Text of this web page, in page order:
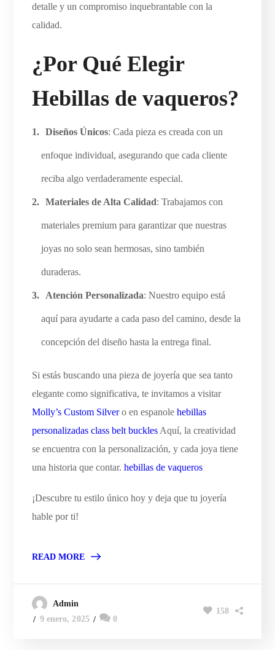
detalle y un compromiso inquebrantable con la
calidad.
¿Por Qué Elegir
Hebillas de vaqueros?
Diseños Únicos: Cada pieza es creada con un
enfoque individual, asegurando que cada cliente
reciba algo verdaderamente especial.
Materiales de Alta Calidad: Trabajamos con
materiales premium para garantizar que nuestras
joyas no solo sean hermosas, sino también
duraderas.
Atención Personalizada: Nuestro equipo está
aquí para ayudarte a cada paso del camino, desde la
concepción del diseño hasta la entrega final.
Si estás buscando una pieza de joyería que sea tanto
elegante como significativa, te invitamos a visitar
Molly’s Custom Silvero en espanolehebillas
personalizadas class belt buckles Aquí, la creatividad
se encuentra con la personalización, y cada joya tiene
una historia que contar.hebillas de vaqueros
¡Descubre tu estilo único hoy y deja que tu joyería
hable por ti!
READ MORE
Admin
9 enero, 2025
0
158